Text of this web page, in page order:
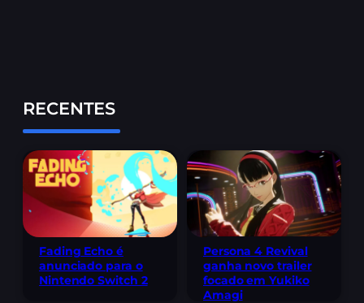
RECENTES
Fading Echo é
anunciado para o
Nintendo Switch 2
Persona 4 Revival
ganha novo trailer
focado em Yukiko
Amagi